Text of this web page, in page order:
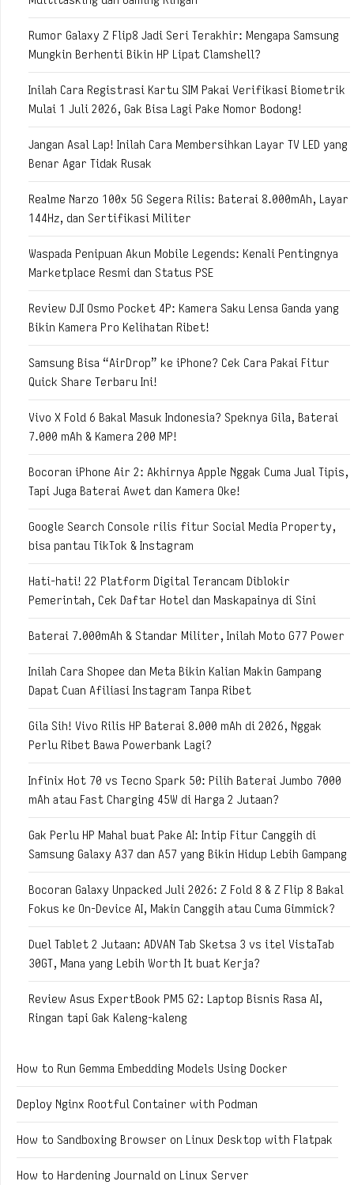
Rumor Galaxy Z Flip8 Jadi Seri Terakhir: Mengapa Samsung
Mungkin Berhenti Bikin HP Lipat Clamshell?
Inilah Cara Registrasi Kartu SIM Pakai Verifikasi Biometrik
Mulai 1 Juli 2026, Gak Bisa Lagi Pake Nomor Bodong!
Jangan Asal Lap! Inilah Cara Membersihkan Layar TV LED yang
Benar Agar Tidak Rusak
Realme Narzo 100x 5G Segera Rilis: Baterai 8.000mAh, Layar
144Hz, dan Sertifikasi Militer
Waspada Penipuan Akun Mobile Legends: Kenali Pentingnya
Marketplace Resmi dan Status PSE
Review DJI Osmo Pocket 4P: Kamera Saku Lensa Ganda yang
Bikin Kamera Pro Kelihatan Ribet!
Samsung Bisa “AirDrop” ke iPhone? Cek Cara Pakai Fitur
Quick Share Terbaru Ini!
Vivo X Fold 6 Bakal Masuk Indonesia? Speknya Gila, Baterai
7.000 mAh & Kamera 200 MP!
Bocoran iPhone Air 2: Akhirnya Apple Nggak Cuma Jual Tipis,
Tapi Juga Baterai Awet dan Kamera Oke!
Google Search Console rilis fitur Social Media Property,
bisa pantau TikTok & Instagram
Hati-hati! 22 Platform Digital Terancam Diblokir
Pemerintah, Cek Daftar Hotel dan Maskapainya di Sini
Baterai 7.000mAh & Standar Militer, Inilah Moto G77 Power
Inilah Cara Shopee dan Meta Bikin Kalian Makin Gampang
Dapat Cuan Afiliasi Instagram Tanpa Ribet
Gila Sih! Vivo Rilis HP Baterai 8.000 mAh di 2026, Nggak
Perlu Ribet Bawa Powerbank Lagi?
Infinix Hot 70 vs Tecno Spark 50: Pilih Baterai Jumbo 7000
mAh atau Fast Charging 45W di Harga 2 Jutaan?
Gak Perlu HP Mahal buat Pake AI: Intip Fitur Canggih di
Samsung Galaxy A37 dan A57 yang Bikin Hidup Lebih Gampang
Bocoran Galaxy Unpacked Juli 2026: Z Fold 8 & Z Flip 8 Bakal
Fokus ke On-Device AI, Makin Canggih atau Cuma Gimmick?
Duel Tablet 2 Jutaan: ADVAN Tab Sketsa 3 vs itel VistaTab
30GT, Mana yang Lebih Worth It buat Kerja?
Review Asus ExpertBook PM5 G2: Laptop Bisnis Rasa AI,
Ringan tapi Gak Kaleng-kaleng
How to Run Gemma Embedding Models Using Docker
Deploy Nginx Rootful Container with Podman
How to Sandboxing Browser on Linux Desktop with Flatpak
How to Hardening Journald on Linux Server